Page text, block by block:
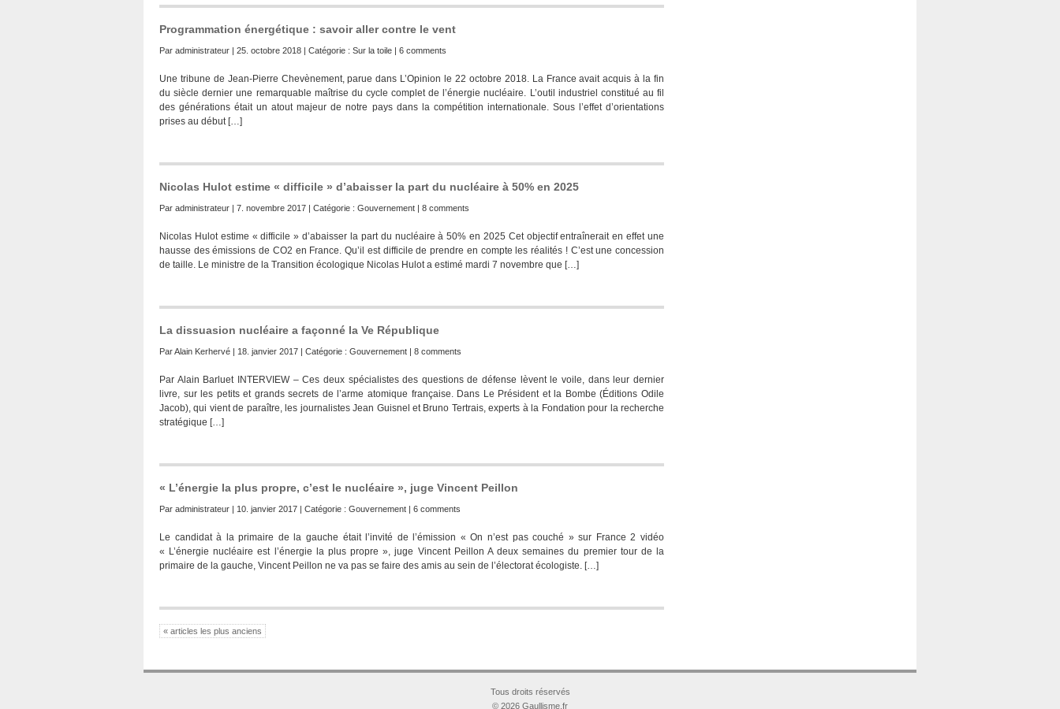
Programmation énergétique : savoir aller contre le vent
Par administrateur | 25. octobre 2018 | Catégorie : Sur la toile | 6 comments
Une tribune de Jean-Pierre Chevènement, parue dans L’Opinion le 22 octobre 2018. La France avait acquis à la fin
du siècle dernier une remarquable maîtrise du cycle complet de l’énergie nucléaire. L’outil industriel constitué au fil
des générations était un atout majeur de notre pays dans la compétition internationale. Sous l’effet d’orientations
prises au début […]
Nicolas Hulot estime « difficile » d’abaisser la part du nucléaire à 50% en 2025
Par administrateur | 7. novembre 2017 | Catégorie : Gouvernement | 8 comments
Nicolas Hulot estime « difficile » d’abaisser la part du nucléaire à 50% en 2025 Cet objectif entraînerait en effet une
hausse des émissions de CO2 en France. Qu’il est difficile de prendre en compte les réalités ! C’est une concession
de taille. Le ministre de la Transition écologique Nicolas Hulot a estimé mardi 7 novembre que […]
La dissuasion nucléaire a façonné la Ve République
ParAlain Kerhervé | 18. janvier 2017 | Catégorie : Gouvernement | 8 comments
Par Alain Barluet INTERVIEW – Ces deux spécialistes des questions de défense lèvent le voile, dans leur dernier
livre, sur les petits et grands secrets de l’arme atomique française. Dans Le Président et la Bombe (Éditions Odile
Jacob), qui vient de paraître, les journalistes Jean Guisnel et Bruno Tertrais, experts à la Fondation pour la recherche
stratégique […]
« L’énergie la plus propre, c’est le nucléaire », juge Vincent Peillon
Par administrateur | 10. janvier 2017 | Catégorie : Gouvernement | 6 comments
Le candidat à la primaire de la gauche était l’invité de l’émission « On n’est pas couché » sur France 2 vidéo
« L’énergie nucléaire est l’énergie la plus propre », juge Vincent Peillon A deux semaines du premier tour de la
primaire de la gauche, Vincent Peillon ne va pas se faire des amis au sein de l’électorat écologiste. […]
« articles les plus anciens
Tous droits réservés
© 2026 Gaullisme.fr